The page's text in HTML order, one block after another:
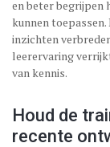
en beter begrijpen
kunnen
inzichten
leerervaring
van kennis.
Houd de
recente